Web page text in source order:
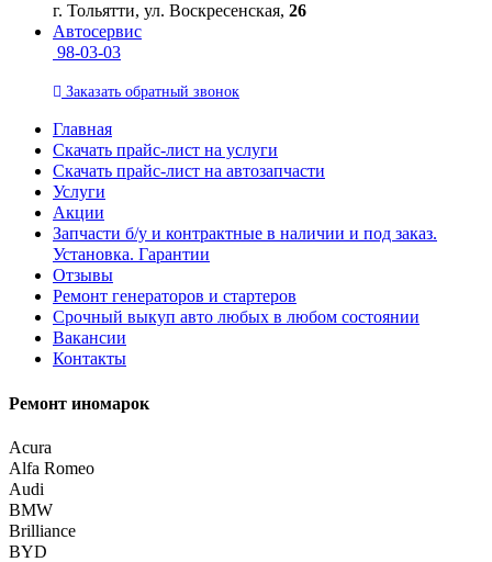
г. Тольятти, ул. Воскресенская, 26
Автосервис
98-03-03
Заказать обратный звонок
Главная
Скачать прайс-лист на услуги
Скачать прайс-лист на автозапчасти
Услуги
Акции
Запчасти б/у и контрактные в наличии и под заказ.
Установка. Гарантии
Отзывы
Ремонт генераторов и стартеров
Cрочный выкуп авто любых в любом состоянии
Вакансии
Контакты
Ремонт иномарок
Acura
Alfa Romeo
Audi
BMW
Brilliance
BYD